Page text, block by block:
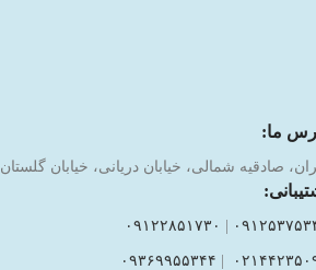
ما:
صادقیه شمالی، خیابان دریانی، خیابان گلستان ۶، پلاک۱۹
۰۹۱۲۲۸۵۱۷۳۰
۰۹۳۶۹۹۵۵۳۴۴